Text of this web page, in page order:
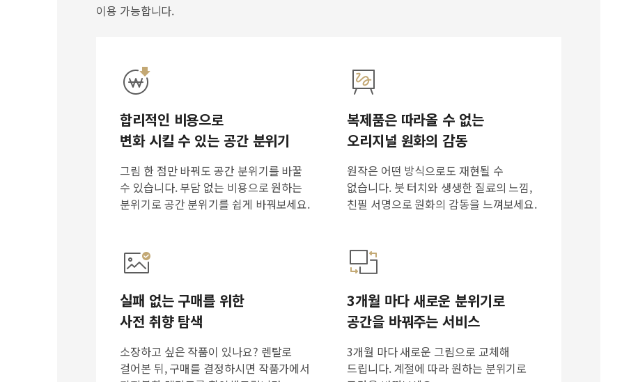
이용 가능합니다.
합리적인 비용으로
변화 시킬 수 있는 공간 분위기
그림 한 점만 바꿔도 공간 분위기를 바꿀
수 있습니다. 부담 없는 비용으로 원하는
분위기로 공간 분위기를 쉽게 바꿔보세요.
복제품은 따라올 수 없는
오리지널 원화의 감동
원작은 어떤 방식으로도 재현될 수
없습니다. 붓 터치와 생생한 질료의 느낌,
친필 서명으로 원화의 감동을 느껴보세요.
실패 없는 구매를 위한
사전 취향 탐색
소장하고 싶은 작품이 있나요? 렌탈로
걸어본 뒤, 구매를 결정하시면 작품가에서
3개월 마다 새로운 분위기로
공간을 바꿔주는 서비스
3개월 마다 새로운 그림으로 교체해
드립니다. 계절에 따라 원하는 분위기로